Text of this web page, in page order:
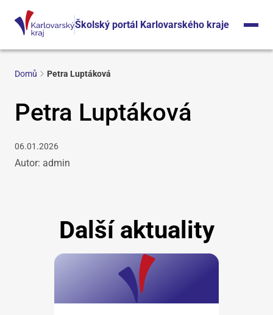
Školský portál Karlovarského kraje
Domů Petra Luptáková
Petra Luptáková
06.01.2026
Autor: admin
Další aktuality